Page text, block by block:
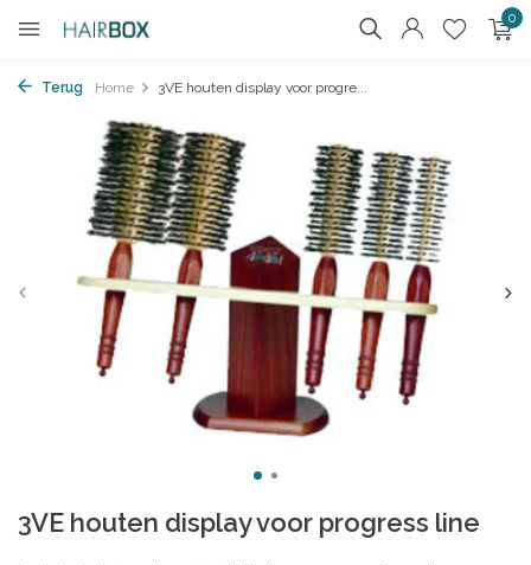
0
Terug Home 3VE houten display voor progre...
3VE houten display voor progress line